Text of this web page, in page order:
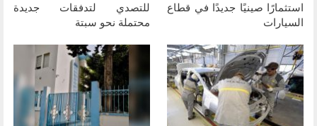
استثمارًا صينيًا جديدًا في قطاع
السيارات
للتصدي لتدفقات جديدة
محتملة نحو سبتة